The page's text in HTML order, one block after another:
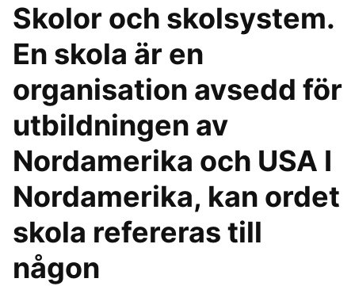
Skolor och skolsystem.
En skola är en
organisation avsedd för
utbildningen av
Nordamerika och USA I
Nordamerika, kan ordet
skola refereras till
någon